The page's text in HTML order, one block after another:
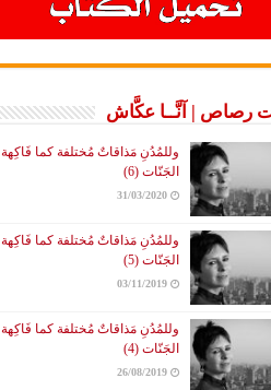
رصاص | آنَّــا عكَّاش
وللمُدُنِ مَذاقاتٌ مُختلفة كما فَاكِهة
الجَنّات (6)
31/03/2020
وللمُدُنِ مَذاقاتٌ مُختلفة كما فَاكِهة
الجَنّات (5)
03/11/2019
وللمُدُنِ مَذاقاتٌ مُختلفة كما فَاكِهة
الجَنّات (4)
26/08/2019